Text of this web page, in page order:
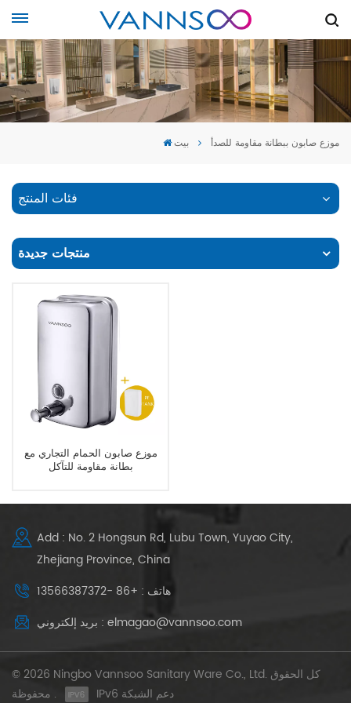
بيت موزع صابون ببطانة مقاومة للصدأ
فئات المنتج
منتجات جديدة
موزع صابون الحمام التجاري مع
بطانة مقاومة للتآكل
Add : No. 2 Hongsun Rd, Lubu Town, Yuyao City,
Zhejiang Province, China
هاتف : +86 -13566387372
بريد إلكتروني : elmagao@vannsoo.com
© 2026 Ningbo Vannsoo Sanitary Ware Co., Ltd. كل الحقوق
محفوظة .
IPv6 دعم الشبكة